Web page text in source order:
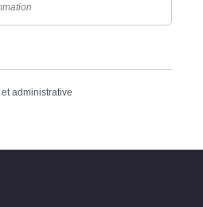
administrative